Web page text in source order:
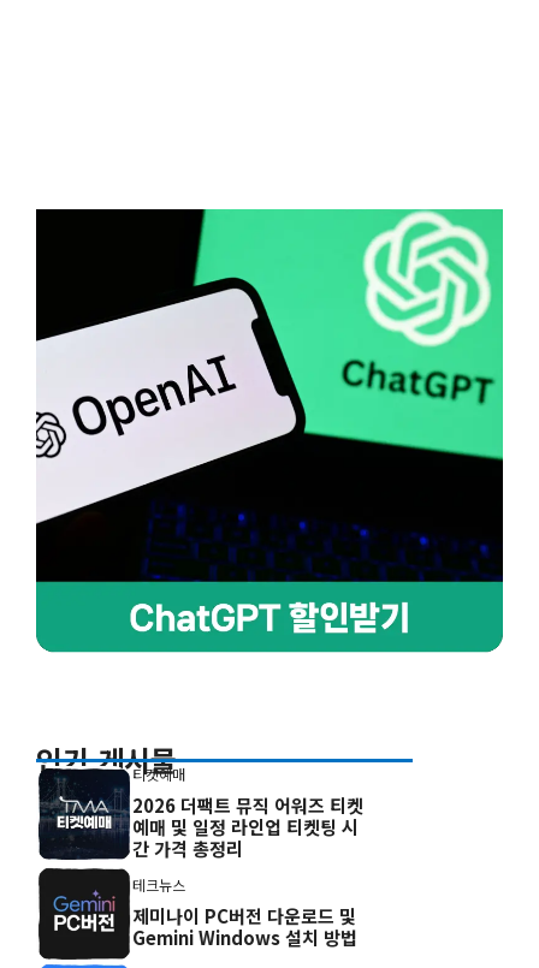
인기 게시물
티켓예매
2026 더팩트 뮤직 어워즈 티켓
예매 및 일정 라인업 티켓팅 시
간 가격 총정리
테크뉴스
제미나이 PC버전 다운로드 및
Gemini Windows 설치 방법